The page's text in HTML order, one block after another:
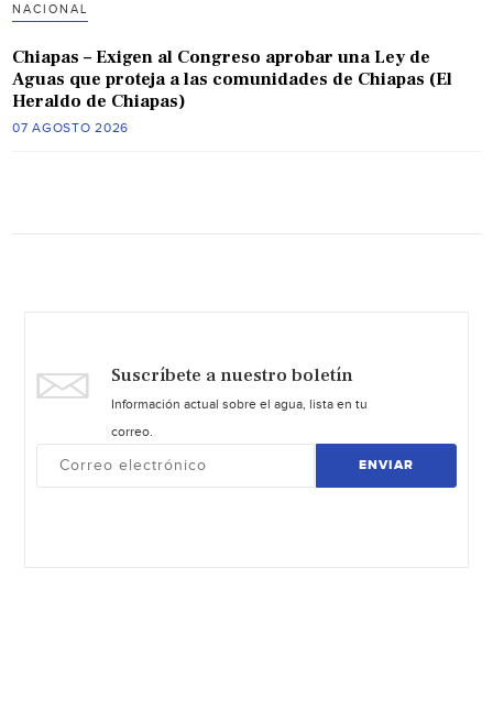
NACIONAL
Chiapas – Exigen al Congreso aprobar una Ley de
Aguas que proteja a las comunidades de Chiapas (El
Heraldo de Chiapas)
07 AGOSTO 2026
Suscríbete a nuestro boletín
Información actual sobre el agua, lista en tu
correo.
ENVIAR